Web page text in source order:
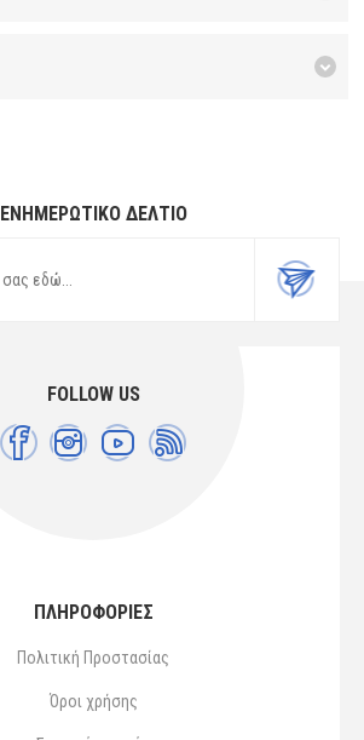
ΕΝΗΜΕΡΩΤΙΚΌ ΔΕΛΤΊΟ
FOLLOW US
ΠΛΗΡΟΦΟΡΙΕΣ
Πολιτική Προστασίας
Όροι χρήσης